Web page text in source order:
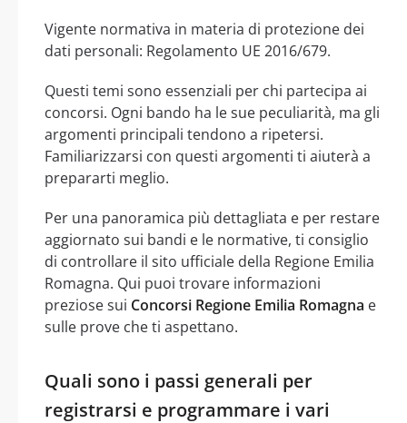
Vigente normativa in materia di protezione dei
dati personali: Regolamento UE 2016/679.
Questi temi sono essenziali per chi partecipa ai
concorsi. Ogni bando ha le sue peculiarità, ma gli
argomenti principali tendono a ripetersi.
Familiarizzarsi con questi argomenti ti aiuterà a
prepararti meglio.
Per una panoramica più dettagliata e per restare
aggiornato sui bandi e le normative, ti consiglio
di controllare il sito ufficiale della Regione Emilia
Romagna. Qui puoi trovare informazioni
preziose sui Concorsi Regione Emilia Romagna e
sulle prove che ti aspettano.
Quali sono i passi generali per
registrarsi e programmare i vari